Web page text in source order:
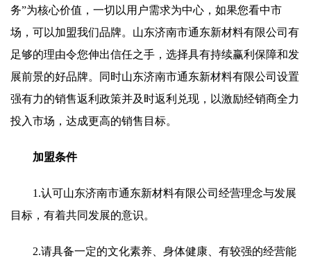
务”为核心价值，一切以用户需求为中心，如果您看中市
场，可以加盟我们品牌。山东济南市通东新材料有限公司有
足够的理由令您伸出信任之手，选择具有持续赢利保障和发
展前景的好品牌。同时山东济南市通东新材料有限公司设置
强有力的销售返利政策并及时返利兑现，以激励经销商全力
投入市场，达成更高的销售目标。
加盟条件
1.认可山东济南市通东新材料有限公司经营理念与发展
目标，有着共同发展的意识。
2.请具备一定的文化素养、身体健康、有较强的经营能